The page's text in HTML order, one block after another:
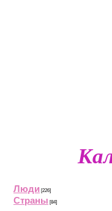
Люди [226]
Страны [84]